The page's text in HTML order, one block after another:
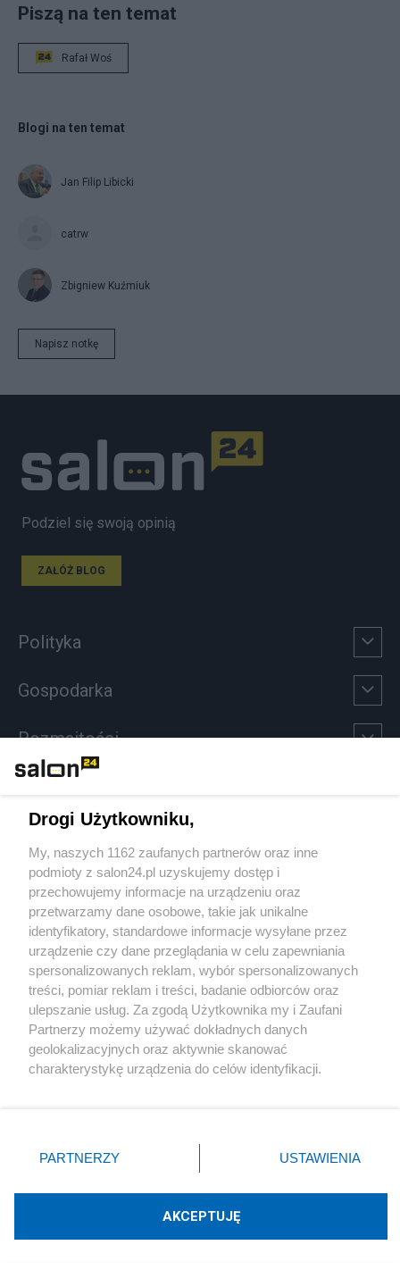
Piszą na ten temat
Rafał Woś
Blogi na ten temat
Jan Filip Libicki
catrw
Zbigniew Kuźmiuk
Napisz notkę
Podziel się swoją opinią
ZAŁÓŻ BLOG
Polityka
Gospodarka
Rozmaitości
Sport
Społeczeństwo
Kultura
X Facebook Instagram Youtube
Technologię dostarcza:W3media.pl
Drogi Użytkowniku,
My, naszych 1162 zaufanych partnerów oraz inne
podmioty z salon24.pl uzyskujemy dostęp i
przechowujemy informacje na urządzeniu oraz
przetwarzamy dane osobowe, takie jak unikalne
identyfikatory, standardowe informacje wysyłane przez
urządzenie czy dane przeglądania w celu zapewniania
spersonalizowanych reklam, wybór spersonalizowanych
treści, pomiar reklam i treści, badanie odbiorców oraz
ulepszanie usług. Za zgodą Użytkownika my i Zaufani
Partnerzy możemy używać dokładnych danych
geolokalizacyjnych oraz aktywnie skanować
charakterystykę urządzenia do celów identyfikacji.
zmienić/wycofać klikając przycisk ustawień prywatności
znajdujący się w lewym dolnym rogu strony
rodzaje przetwarzania danych nie wymagają zgody
użytkownika, ale masz prawo sprzeciwić się takiemu
PARTNERZY USTAWIENIA
AKCEPTUJĘ